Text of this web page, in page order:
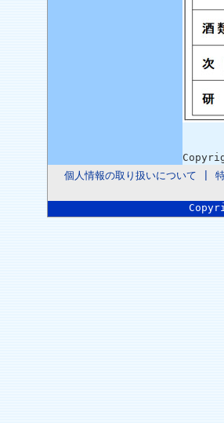
個人情報の取り扱いについて